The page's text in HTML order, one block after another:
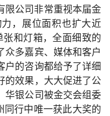
限公司非常重视本届金
，展位面积也扩大近
和灯箱，全面细致的
众多嘉宾、媒体和客户
户的咨询都给予了详细
的效果，大大促进了公
华银公司被金交会组委
同行中唯一获此大奖的